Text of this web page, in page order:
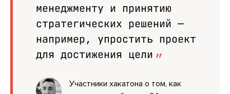
менеджменту и принятию
стратегических решений —
например, упростить проект
для достижения цели
Участники хакатона о том, как